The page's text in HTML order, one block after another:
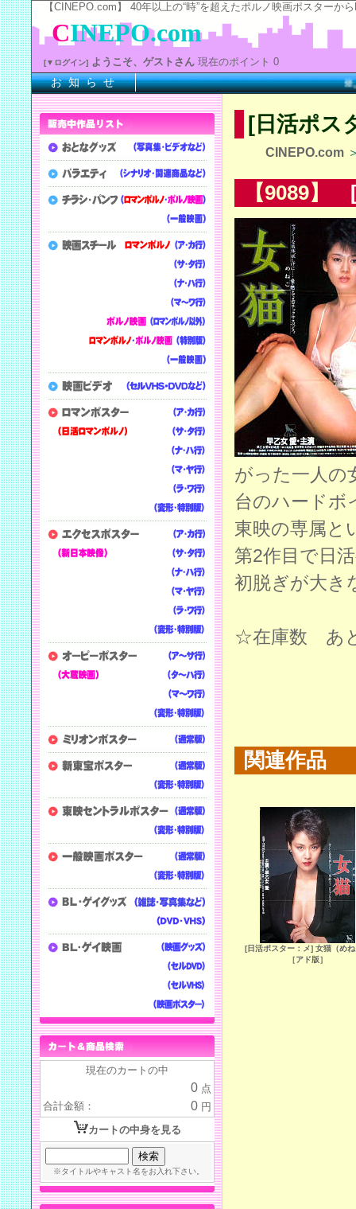
【CINEPO.com】 40年以上の“時”を超えたポルノ映画ポスター
[日活ポス
CINEPO.com
【9089】 [
がった一人の
台のハードボ
東映の専属と
第2作目で日
初脱ぎが大き
☆在庫数 あ
関連作品
[日活ポスター：メ] 女猫（め
［アド版］
現在のカートの中
0 点
合計金額：
0 円
カートの中身を見る
※タイトルやキャスト名をお入れ下さい。
※上記
CINEPO.com
[▼ログイン] ようこそ、ゲストさん 現在のポイント 0
お 知 ら せ